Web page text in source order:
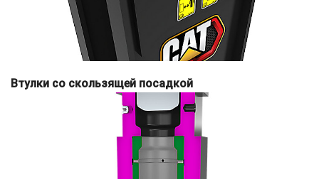
Втулки со скользящей посадкой